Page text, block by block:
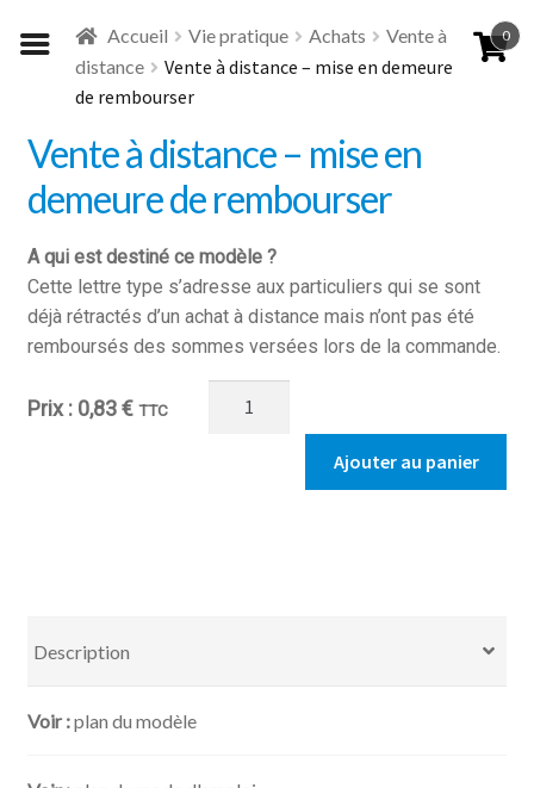
à
navigation
au
contenu
Accueil Vie pratique Achats
Vente à
distance
Vente à distance – mise en demeure
de rembourser
Vente à distance – mise en
demeure de rembourser
A qui est destiné ce modèle ?
Cette lettre type s’adresse aux particuliers qui se sont
déjà rétractés d’un achat à distance mais n’ont pas été
remboursés des sommes versées lors de la commande.
Ajouter au panier
0,83€ TTC
Description
plan du modèle
0